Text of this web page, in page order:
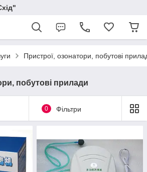
Пристрої, озонатори, побутові
побутові прилади
0 Фільтри